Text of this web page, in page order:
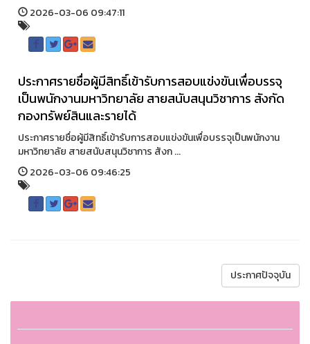
2026-03-06 09:47:11
ประกาศรายชื่อผู้มีสิทธิ์เข้ารับการสอบแข่งขันเพื่อบรรจุ
เป็นพนักงานมหาวิทยาลัย สายสนับสนุนวิชาการ สังกัด
กองทรัพย์สินและรายได้
ประกาศรายชื่อผู้มีสิทธิ์เข้ารับการสอบแข่งขันเพื่อบรรจุเป็นพนักงาน
มหาวิทยาลัย สายสนับสนุนวิชาการ สังก ...
2026-03-06 09:46:25
ประกาศปัจจุบัน